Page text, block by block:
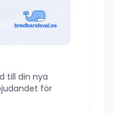
till din nya
för